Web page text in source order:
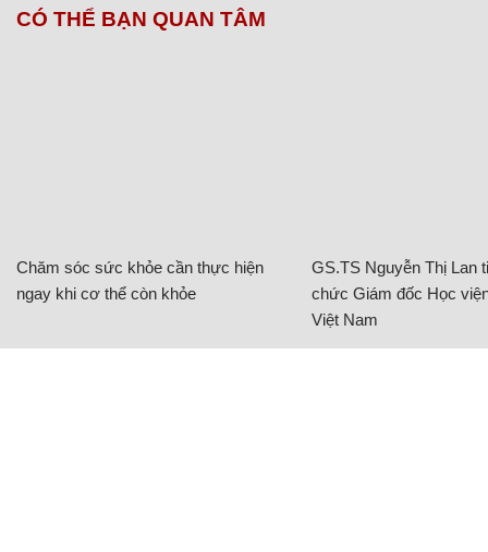
CÓ THỂ BẠN QUAN TÂM
Chăm sóc sức khỏe cần thực hiện
ngay khi cơ thể còn khỏe
GS.TS Nguyễn Thị Lan
chức Giám đốc Học
Việt Nam